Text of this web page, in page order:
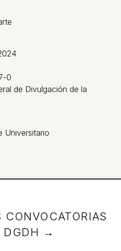
0
de Divulgación de la
Universitario
CONVOCATORIAS
DGDH →